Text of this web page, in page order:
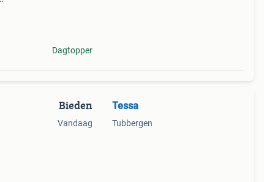
Dagtopper
Bieden
Vandaag
Tessa
Tubbergen